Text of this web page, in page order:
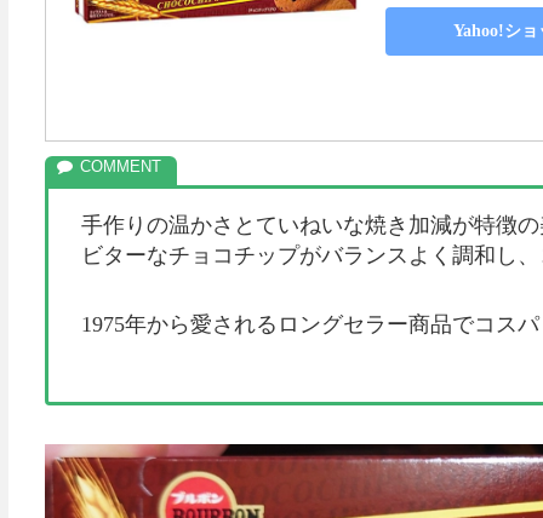
Yahoo!シ
手作りの温かさとていねいな焼き加減が特徴
ビターなチョコチップがバランスよく調和し
1975年から愛されるロングセラー商品でコス